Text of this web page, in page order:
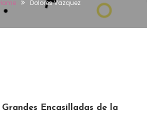
Dolores Vazquez
Encasilladas de la